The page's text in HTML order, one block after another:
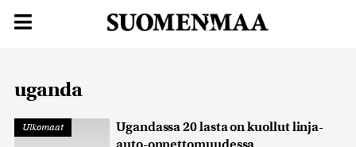
uganda
Ulkomaat
Ugandassa 20 lasta on kuollut linja-